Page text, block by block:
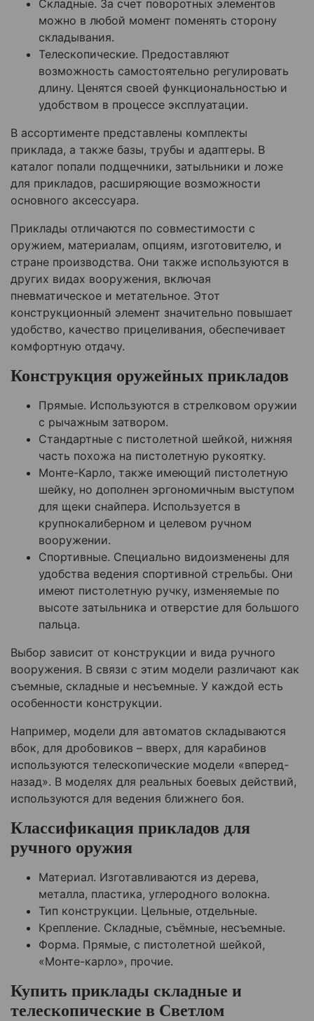
Складные. За счет поворотных элементов
можно в любой момент поменять сторону
складывания.
Телескопические. Предоставляют
возможность самостоятельно регулировать
длину. Ценятся своей функциональностью и
удобством в процессе эксплуатации.
В ассортименте представлены комплекты
приклада, а также базы, трубы и адаптеры. В
каталог попали подщечники, затыльники и ложе
для прикладов, расширяющие возможности
основного аксессуара.
Приклады отличаются по совместимости с
оружием, материалам, опциям, изготовителю, и
стране производства. Они также используются в
других видах вооружения, включая
пневматическое и метательное. Этот
конструкционный элемент значительно повышает
удобство, качество прицеливания, обеспечивает
комфортную отдачу.
Конструкция оружейных прикладов
Прямые. Используются в стрелковом оружии
с рычажным затвором.
Стандартные с пистолетной шейкой, нижняя
часть похожа на пистолетную рукоятку.
Монте-Карло, также имеющий пистолетную
шейку, но дополнен эргономичным выступом
для щеки снайпера. Используется в
крупнокалиберном и целевом ручном
вооружении.
Спортивные. Специально видоизменены для
удобства ведения спортивной стрельбы. Они
имеют пистолетную ручку, изменяемые по
высоте затыльника и отверстие для большого
пальца.
Выбор зависит от конструкции и вида ручного
вооружения. В связи с этим модели различают как
съемные, складные и несъемные. У каждой есть
особенности конструкции.
Например, модели для автоматов складываются
вбок, для дробовиков – вверх, для карабинов
используются телескопические модели «вперед-
назад». В моделях для реальных боевых действий,
используются для ведения ближнего боя.
Классификация прикладов для
ручного оружия
Материал. Изготавливаются из дерева,
металла, пластика, углеродного волокна.
Тип конструкции. Цельные, отдельные.
Крепление. Складные, съёмные, несъемные.
Форма. Прямые, с пистолетной шейкой,
«Монте-карло», прочие.
Купить приклады складные и
телескопические в Светлом